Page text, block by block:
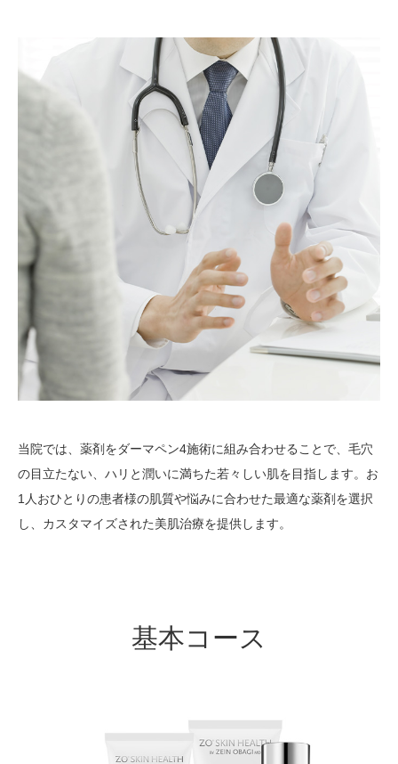
当院では、薬剤をダーマペン4施術に組み合わせることで、毛穴
の目立たない、ハリと潤いに満ちた若々しい肌を目指します。お
1人おひとりの患者様の肌質や悩みに合わせた最適な薬剤を選択
し、カスタマイズされた美肌治療を提供します。
基本コース